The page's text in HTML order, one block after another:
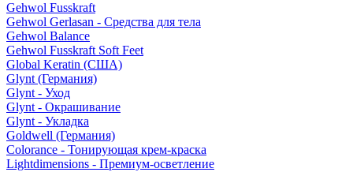
Gehwol Fusskraft
Gehwol Gerlasan - Средства для тела
Gehwol Balance
Gehwol Fusskraft Soft Feet
Global Keratin (США)
Glynt (Германия)
Glynt - Уход
Glynt - Окрашивание
Glynt - Укладка
Goldwell (Германия)
Colorance - Тонирующая крем-краска
Lightdimensions - Премиум-осветление